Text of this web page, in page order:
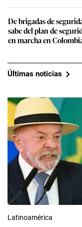
De brigadas de
sabe del plan de
en marcha en
Últimas noticias
Latinoamérica